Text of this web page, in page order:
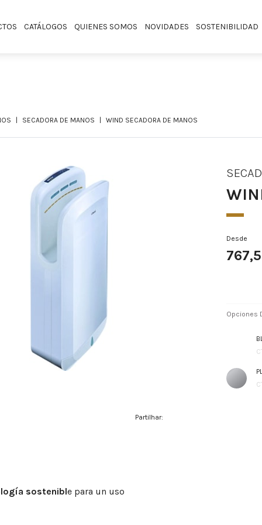
CATÁLOGOS QUIENES SOMOS NOVIDADES SOSTENIBILIDAD
SECADORA DE MANOS WIND SECADORA DE MANOS
Desde
Opciones
Partilhar:
sostenible para un uso